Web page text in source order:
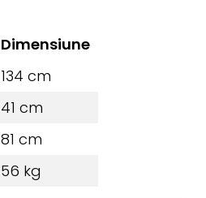
Dimensiune
134 cm
41 cm
81 cm
56 kg